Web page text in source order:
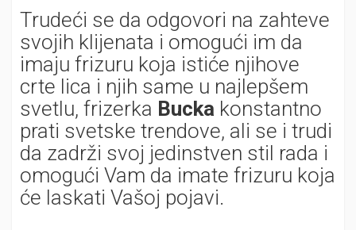
Trudeći se da odgovori na zahteve
svojih klijenata i omogući im da
imaju frizuru koja istiće njihove
crte lica i njih same u najlepšem
svetlu, frizerka Bucka konstantno
prati svetske trendove, ali se i trudi
da zadrži svoj jedinstven stil rada i
omogući Vam da imate frizuru koja
će laskati Vašoj pojavi.